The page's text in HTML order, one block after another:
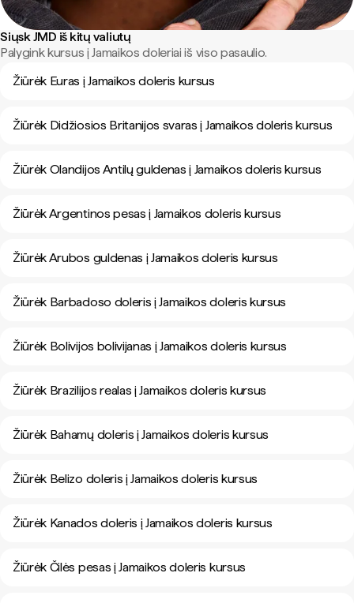
Siųsk JMD iš kitų valiutų
Palygink kursus į Jamaikos doleriai iš viso pasaulio.
Žiūrėk Euras į Jamaikos doleris kursus
Žiūrėk Didžiosios Britanijos svaras į Jamaikos doleris kursus
Žiūrėk Olandijos Antilų guldenas į Jamaikos doleris kursus
Žiūrėk Argentinos pesas į Jamaikos doleris kursus
Žiūrėk Arubos guldenas į Jamaikos doleris kursus
Žiūrėk Barbadoso doleris į Jamaikos doleris kursus
Žiūrėk Bolivijos bolivijanas į Jamaikos doleris kursus
Žiūrėk Brazilijos realas į Jamaikos doleris kursus
Žiūrėk Bahamų doleris į Jamaikos doleris kursus
Žiūrėk Belizo doleris į Jamaikos doleris kursus
Žiūrėk Kanados doleris į Jamaikos doleris kursus
Žiūrėk Čilės pesas į Jamaikos doleris kursus